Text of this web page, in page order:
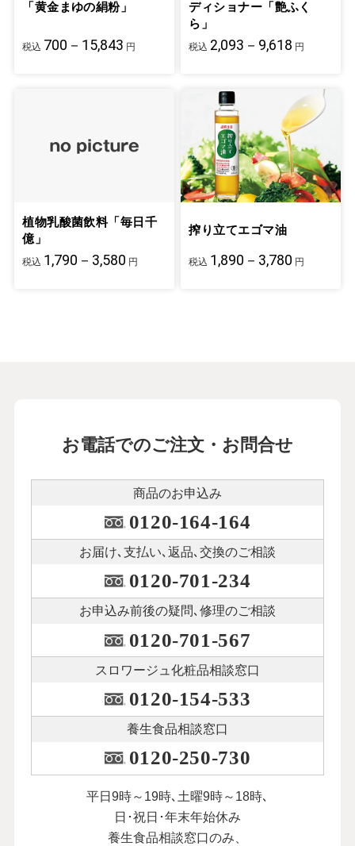
「黄金まゆの絹粉」
税込 700－15,843 円
ディショナー「艶ふく
ら」
税込 2,093－9,618 円
植物乳酸菌飲料「毎日千
億」
税込 1,790－3,580 円
搾り立てエゴマ油
税込 1,890－3,780 円
お電話でのご注文・お問合せ
商品のお申込み
0120-164-164
お届け､支払い､ 返品､交換のご相談
0120-701-234
お申込み前後の疑問､修理のご相談
0120-701-567
スロワージュ化粧品相談窓口
0120-154-533
養生食品相談窓口
0120-250-730
平日9時～19時､土曜9時～18時､
日･祝日･年末年始休み
養生食品相談窓口のみ、